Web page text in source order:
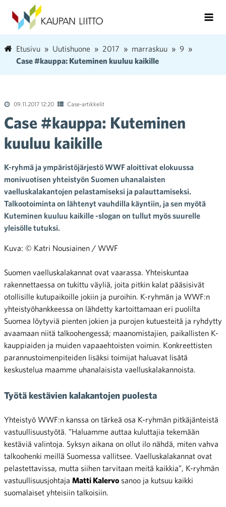
Etusivu Uutishuone 2017 marraskuu
9
Case #kauppa: Kuteminen kuuluu kaikille
09.11.2017 12:20 Case-artikkelit
Case #kauppa: Kuteminen
kuuluu kaikille
K-ryhmä ja ympäristöjärjestö WWF aloittivat elokuussa
monivuotisen yhteistyön Suomen uhanalaisten
vaelluskalakantojen pelastamiseksi ja palauttamiseksi.
Talkootoiminta on lähtenyt vauhdilla käyntiin, ja sen myötä
Kuteminen kuuluu kaikille -slogan on tullut myös suurelle
yleisölle tutuksi.
Kuva: © Katri Nousiainen / WWF
Suomen vaelluskalakannat ovat vaarassa. Yhteiskuntaa
rakennettaessa on tukittu väyliä, joita pitkin kalat pääsisivät
otollisille kutupaikoille jokiin ja puroihin. K-ryhmän ja WWF:n
yhteistyöhankkeessa on lähdetty kartoittamaan eri puolilta
Suomea löytyviä pienten jokien ja purojen kutuesteitä ja ryhdytty
avaamaan niitä talkoohengessä; maanomistajien, paikallisten K-
kauppiaiden ja muiden vapaaehtoisten voimin. Konkreettisten
parannustoimenpiteiden lisäksi toimijat haluavat lisätä
keskustelua maamme uhanalaisista vaelluskalakannoista.
Työtä kestävien kalakantojen puolesta
Yhteistyö WWF:n kanssa on tärkeä osa K-ryhmän pitkäjänteistä
vastuullisuustyötä. ”Haluamme auttaa kuluttajia tekemään
kestäviä valintoja. Syksyn aikana on ollut ilo nähdä, miten vahva
talkoohenki meillä Suomessa vallitsee. Vaelluskalakannat ovat
pelastettavissa, mutta siihen tarvitaan meitä kaikkia”, K-ryhmän
vastuullisuusjohtaja Matti Kalervo sanoo ja kutsuu kaikki
suomalaiset yhteisiin talkoisiin.